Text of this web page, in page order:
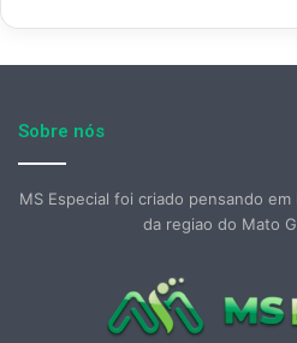
Sobre nós
MS Especial foi criado pensando
da regiao do Mato